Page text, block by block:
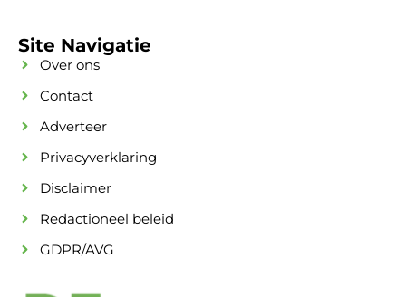
Site Navigatie
Over ons
Contact
Adverteer
Privacyverklaring
Disclaimer
Redactioneel beleid
GDPR/AVG